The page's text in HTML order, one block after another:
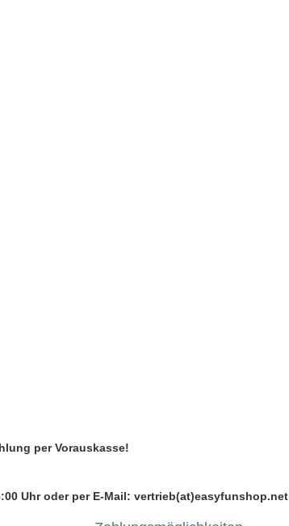
per Vorauskasse!
Uhr oder per E-Mail: vertrieb(at)easyfunshop.net